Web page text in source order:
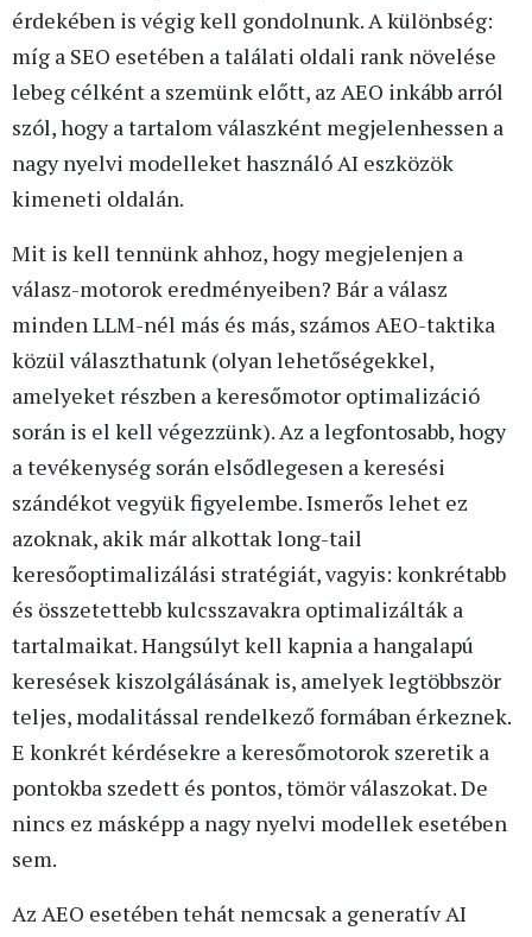
érdekében is végig kell gondolnunk. A különbség:
míg a SEO esetében a találati oldali rank növelése
lebeg célként a szemünk előtt, az AEO inkább arról
szól, hogy a tartalom válaszként megjelenhessen a
nagy nyelvi modelleket használó AI eszközök
kimeneti oldalán.
Mit is kell tennünk ahhoz, hogy megjelenjen a
válasz-motorok eredményeiben? Bár a válasz
minden LLM-nél más és más, számos AEO-taktika
közül választhatunk (olyan lehetőségekkel,
amelyeket részben a keresőmotor optimalizáció
során is el kell végezzünk). Az a legfontosabb, hogy
a tevékenység során elsődlegesen a keresési
szándékot vegyük figyelembe. Ismerős lehet ez
azoknak, akik már alkottak long-tail
keresőoptimalizálási stratégiát, vagyis: konkrétabb
és összetettebb kulcsszavakra optimalizálták a
tartalmaikat. Hangsúlyt kell kapnia a hangalapú
keresések kiszolgálásának is, amelyek legtöbbször
teljes, modalitással rendelkező formában érkeznek.
E konkrét kérdésekre a keresőmotorok szeretik a
pontokba szedett és pontos, tömör válaszokat. De
nincs ez másképp a nagy nyelvi modellek esetében
sem.
Az AEO esetében tehát nemcsak a generatív AI